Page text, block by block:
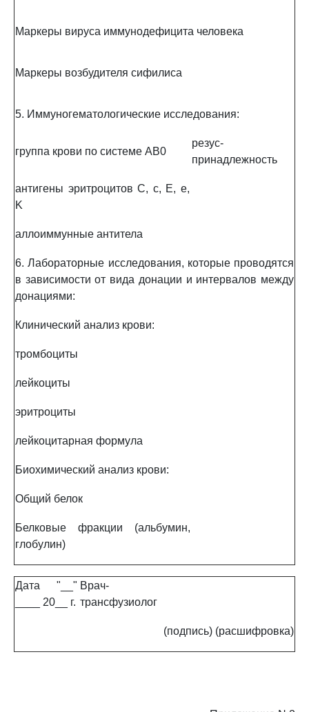
Маркеры вируса иммунодефицита человека
Маркеры возбудителя сифилиса
5. Иммуногематологические исследования:
группа крови по системе AB0
резус-
принадлежность
антигены эритроцитов C, c, E, e,
K
аллоиммунные антитела
6. Лабораторные исследования, которые проводятся
в зависимости от вида донации и интервалов между
донациями:
Клинический анализ крови:
тромбоциты
лейкоциты
эритроциты
лейкоцитарная формула
Биохимический анализ крови:
Общий белок
Белковые фракции (альбумин,
глобулин)
Дата "__"
____ 20__ г.
Врач-
трансфузиолог
(подпись) (расшифровка)